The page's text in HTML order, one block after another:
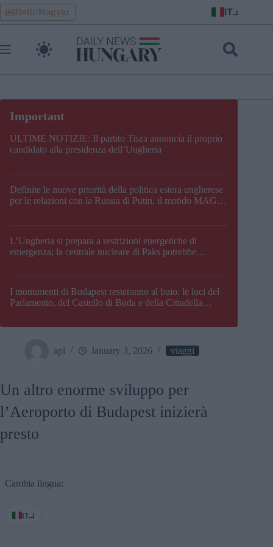
Skip
to
content
HelloMagyar IT
ULTIME NOTIZIE: Il partito Tisza annuncia il proprio
candidato alla presidenza dell’Ungheria
Definite le nuove priorità della politica estera ungherese
per le relazioni con la Russia di Putin, il mondo MAGA,
L’Ungheria si prepara a restrizioni energetiche di
emergenza; la centrale nucleare di Paks potrebbe
I monumenti di Budapest resteranno al buio: le luci del
Parlamento, del Castello di Buda e della Cittadella
api January 3, 2026 viaggi
Un altro enorme sviluppo per
l’Aeroporto di Budapest inizierà
presto
Cambia lingua:
IT